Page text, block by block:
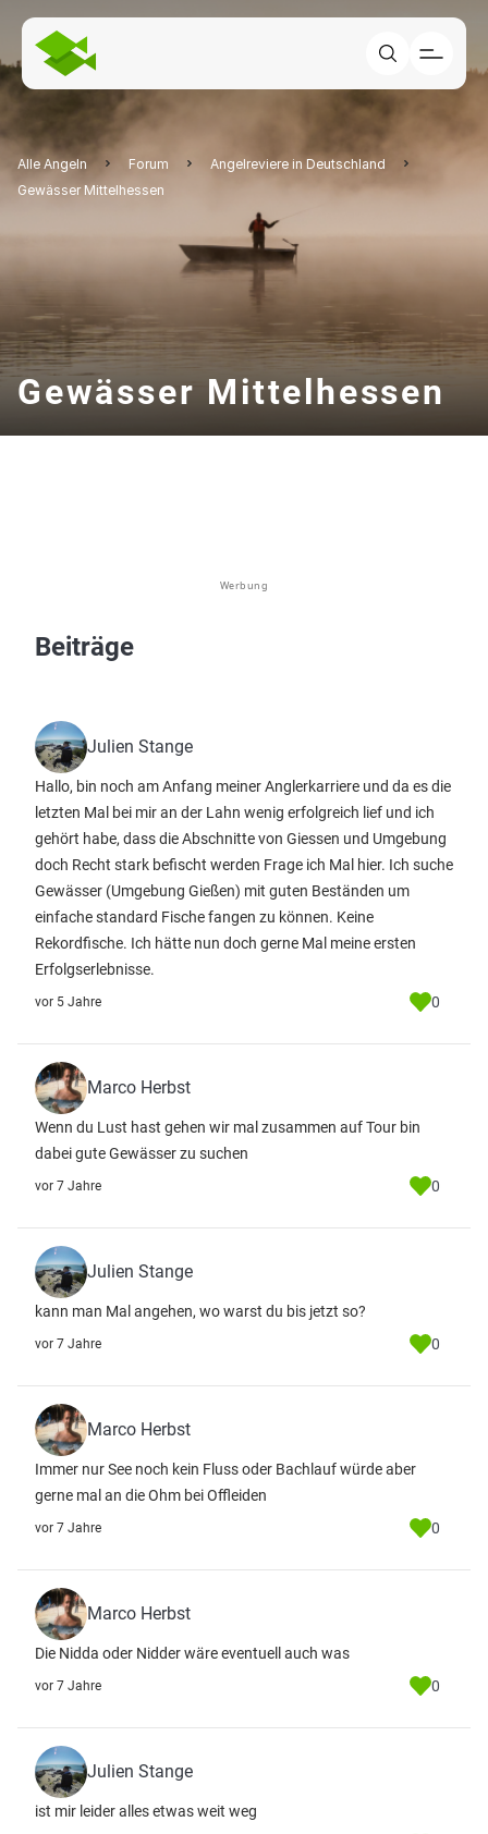
Alle Angeln Forum
Angelreviere in Deutschland
Gewässer Mittelhessen
Gewässer Mittelhessen
Werbung
Beiträge
Julien Stange
Hallo, bin noch am Anfang meiner Anglerkarriere und da es die
letzten Mal bei mir an der Lahn wenig erfolgreich lief und ich
gehört habe, dass die Abschnitte von Giessen und Umgebung
doch Recht stark befischt werden Frage ich Mal hier. Ich suche
Gewässer (Umgebung Gießen) mit guten Beständen um
einfache standard Fische fangen zu können. Keine
Rekordfische. Ich hätte nun doch gerne Mal meine ersten
Erfolgserlebnisse.
vor 5 Jahre 0
Marco Herbst
Wenn du Lust hast gehen wir mal zusammen auf Tour bin
dabei gute Gewässer zu suchen
vor 7 Jahre 0
Julien Stange
kann man Mal angehen, wo warst du bis jetzt so?
vor 7 Jahre 0
Marco Herbst
Immer nur See noch kein Fluss oder Bachlauf würde aber
gerne mal an die Ohm bei Offleiden
vor 7 Jahre 0
Marco Herbst
Die Nidda oder Nidder wäre eventuell auch was
vor 7 Jahre 0
Julien Stange
ist mir leider alles etwas weit weg